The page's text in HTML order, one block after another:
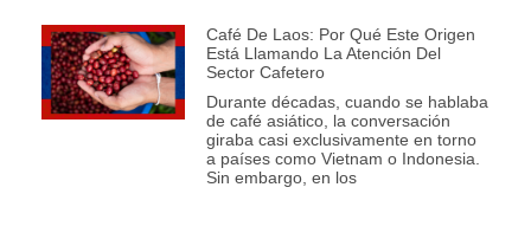
Café De Laos: Por Qué Este Origen
Está Llamando La Atención Del
Sector Cafetero
Durante décadas, cuando se hablaba
de café asiático, la conversación
giraba casi exclusivamente en torno
a países como Vietnam o Indonesia.
Sin embargo, en los